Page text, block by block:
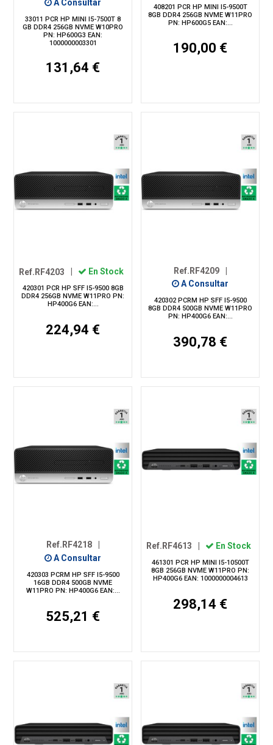
A Consultar
33011 PCR HP MINI I5-7500T 8
GB DDR4 256GB NVME W10PRO
PN: HP600G3 EAN:
1000000003301
131,64 €
408201 PCR HP MINI I5-9500T
8GB DDR4 256GB NVME W11PRO
PN: HP600G5 EAN:...
190,00 €
Ref.RF4203 En Stock
420301 PCR HP SFF I5-9500 8GB
DDR4 256GB NVME W11PRO PN:
HP400G6 EAN:...
224,94 €
Ref.RF4209
A Consultar
420302 PCRM HP SFF I5-9500
8GB DDR4 500GB NVME W11PRO
PN: HP400G6 EAN:...
390,78 €
Ref.RF4218
A Consultar
420303 PCRM HP SFF I5-9500
16GB DDR4 500GB NVME
W11PRO PN: HP400G6 EAN:...
525,21 €
Ref.RF4613 En Stock
461301 PCR HP MINI I5-10500T
8GB 256GB NVME W11PRO PN:
HP400G6 EAN: 1000000004613
298,14 €